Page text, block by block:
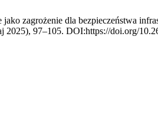
zagrożenie dla bezpieczeństwa
2025), 97–105. DOI:https://doi.org/